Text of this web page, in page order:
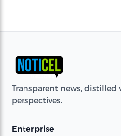
Transparent news, distilled
perspectives.
Enterprise